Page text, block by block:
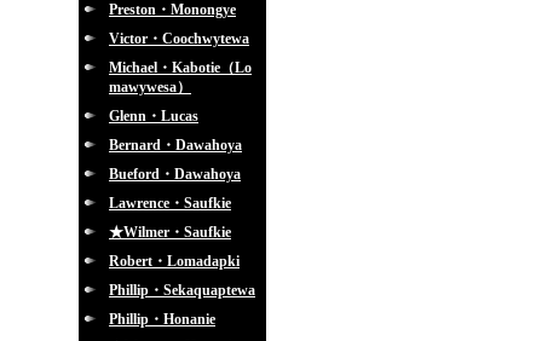
Preston・Monongye
Victor・Coochwytewa
Michael・Kabotie（Lo
mawywesa）
Glenn・Lucas
Bernard・Dawahoya
Bueford・Dawahoya
Lawrence・Saufkie
★Wilmer・Saufkie
Robert・Lomadapki
Phillip・Sekaquaptewa
Phillip・Honanie